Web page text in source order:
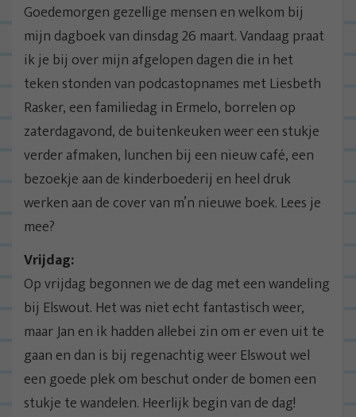
Goedemorgen gezellige mensen en welkom bij
mijn dagboek van dinsdag 26 maart. Vandaag praat
ik je bij over mijn afgelopen dagen die in het
teken stonden van podcastopnames met Liesbeth
Rasker, een familiedag in Ermelo, borrelen op
zaterdagavond, de buitenkeuken weer een stukje
verder afmaken, lunchen bij een nieuw café, een
bezoekje aan de kinderboederij en heel druk
werken aan de cover van m’n nieuwe boek. Lees je
mee?
Vrijdag:
Op vrijdag begonnen we de dag met een wandeling
bij Elswout. Het was niet echt fantastisch weer,
maar Jan en ik hadden allebei zin om er even uit te
gaan en dan is bij regenachtig weer Elswout wel
een goede plek om beschut onder de bomen een
stukje te wandelen. Heerlijk begin van de dag!